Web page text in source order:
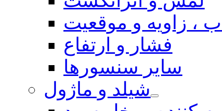
، زاویه و موقعیت
فشار و ارتفاع
سایر سنسورها
شیلد و ماژول